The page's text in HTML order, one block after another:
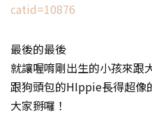
catid=10876
最後的最後
就讓喔唷剛出生的小孩來跟
跟狗頭包的HIppie長得超像
大家掰囉！